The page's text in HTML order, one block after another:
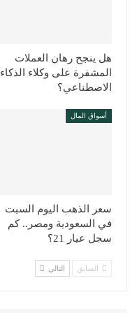
هل ينجح رهان العملات
المشفرة على وكلاء الذكاء
الاصطناعي؟
أسواق المال
سعر الذهب اليوم السبت
في السعودية ومصر.. كم
سجل عيار 21؟
السابق التالي